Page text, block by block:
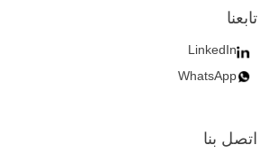
تابعنا
LinkedIn
WhatsApp
اتصل بنا